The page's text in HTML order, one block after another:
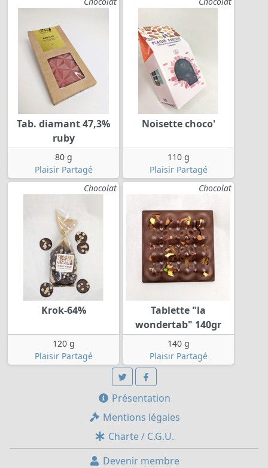
Tab. diamant 47,3%
ruby
80 g
Plaisir Partagé
Noisette choco'
110 g
Plaisir Partagé
Chocolat
Krok-64%
120 g
Plaisir Partagé
Chocolat
Tablette "la
wondertab" 140gr
140 g
Plaisir Partagé
Présentation
Mentions légales
Charte / C.G.U.
Devenir membre